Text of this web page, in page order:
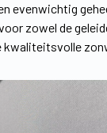
evenwichtig
zowel de